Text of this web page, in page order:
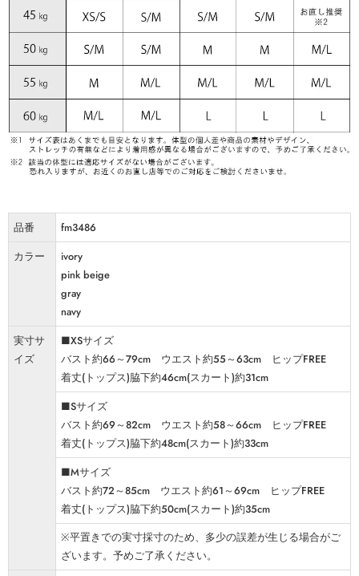
品番
fm3486
カラー
ivory
pink beige
gray
navy
実寸サ
イズ
■XSサイズ
バスト約66～79cm ウエスト約55～63cm ヒップFREE
着丈(トップス)脇下約46cm(スカート)約31cm
■Sサイズ
バスト約69～82cm ウエスト約58～66cm ヒップFREE
着丈(トップス)脇下約48cm(スカート)約33cm
■Mサイズ
バスト約72～85cm ウエスト約61～69cm ヒップFREE
着丈(トップス)脇下約50cm(スカート)約35cm
※平置きでの実寸採寸のため、多少の誤差が生じる場合がご
ざいます。予めご了承ください。